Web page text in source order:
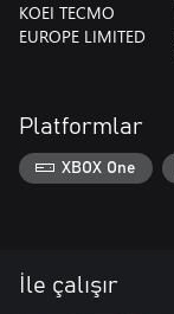
KOEI TECMO
EUROPE LIMITED
Platformlar
XBOX One
İle çalışır